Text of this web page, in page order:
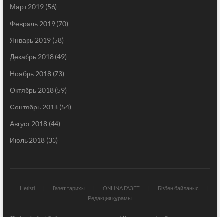
Март 2019(56)
Февраль 2019(70)
Январь 2019(58)
Декабрь 2018(49)
Ноябрь 2018(73)
Октябрь 2018(59)
Сентябрь 2018(54)
Август 2018(44)
Июль 2018(33)
Негізгі Газет тарихы ONLINA ГАЗЕТ
Бізбен байланыс
Редакция құрамы